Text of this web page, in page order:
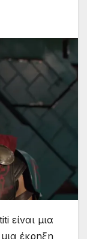
είναι μια
έκρηξη